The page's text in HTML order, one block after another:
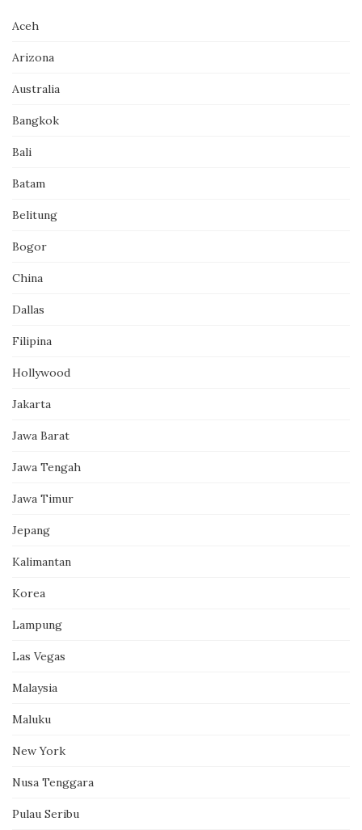
Aceh
Arizona
Australia
Bangkok
Bali
Batam
Belitung
Bogor
China
Dallas
Filipina
Hollywood
Jakarta
Jawa Barat
Jawa Tengah
Jawa Timur
Jepang
Kalimantan
Korea
Lampung
Las Vegas
Malaysia
Maluku
New York
Nusa Tenggara
Pulau Seribu